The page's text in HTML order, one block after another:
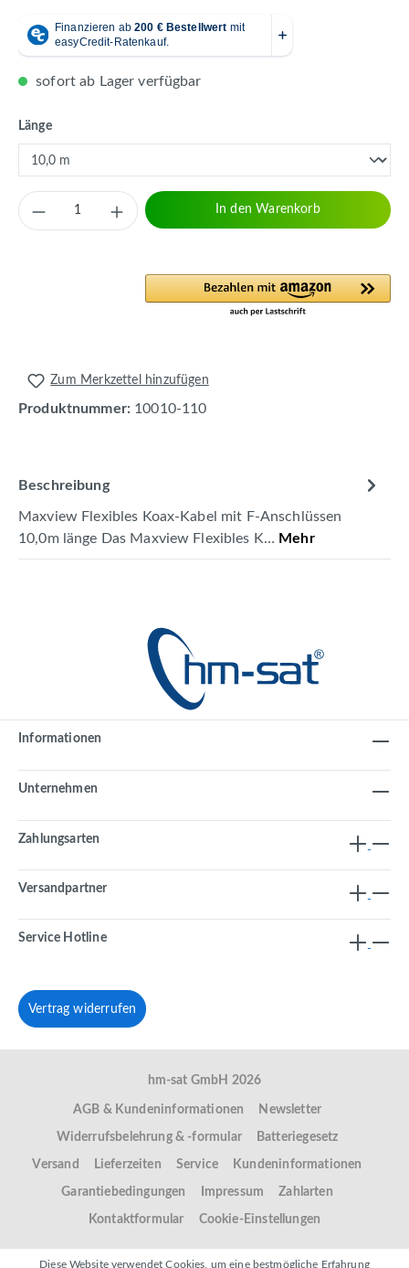
sofort ab Lager verfügbar
Längeauswählen
Produkt Anzahl: Gib den gewünschten
In den Warenkorb
Zum Merkzettel hinzufügen
Produktnummer: 10010-110
Beschreibung
Maxview Flexibles Koax-Kabel mit F-Anschlüssen
10,0m länge Das Maxview Flexibles K… Mehr
Informationen
Unternehmen
Zahlungsarten
Versandpartner
Service Hotline
Vertrag widerrufen
hm-sat GmbH 2026
AGB & Kundeninformationen Newsletter
Widerrufsbelehrung & -formular Batteriegesetz
Versand Lieferzeiten Service Kundeninformationen
Garantiebedingungen Impressum Zahlarten
Kontaktformular Cookie-Einstellungen
Diese Website verwendet Cookies, um eine bestmögliche Erfahrung